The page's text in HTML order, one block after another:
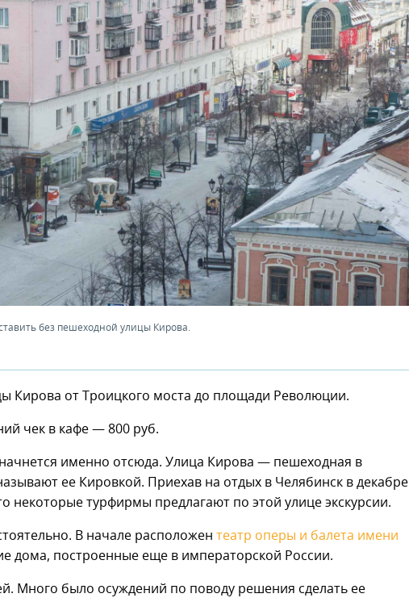
без пешеходной улицы Кирова.
Кирова от Троицкого моста до площади Революции.
чек в кафе — 800 руб.
именно отсюда. Улица Кирова — пешеходная в
ее Кировкой. Приехав на отдых в Челябинск в декабре
некоторые турфирмы предлагают по этой улице экскурсии.
В начале расположен театр оперы и балета имени
дома, построенные еще в императорской России.
Много было осуждений по поводу решения сделать ее